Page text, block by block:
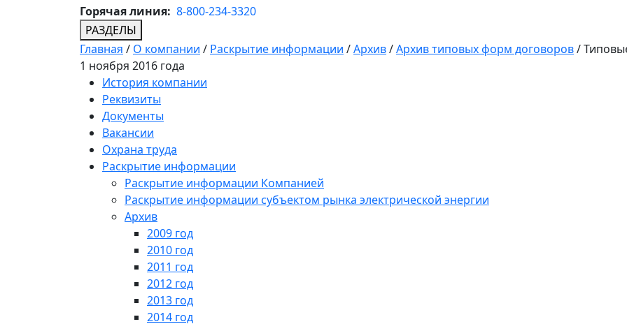
Горячая линия: 8-800-234-3320
РАЗДЕЛЫ
Главная / О компании / Раскрытие информации /Архив/Архив типовых форм договоров/
1 ноября 2016 года
История компании
Реквизиты
Документы
Вакансии
Охрана труда
Раскрытие информации
Раскрытие информации Компанией
Раскрытие информации субъектом рынка электрической энергии
Архив
2009 год
2010 год
2011 год
2012 год
2013 год
2014 год